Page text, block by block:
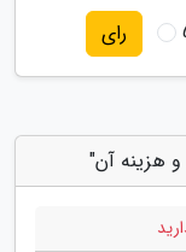
رای
هزینه آن"